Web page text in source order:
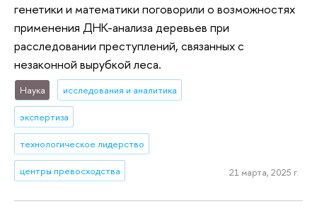
генетики и математики поговорили о возможностях
применения ДНК-анализа деревьев при
расследовании преступлений, связанных с
незаконной вырубкой леса.
Наука исследования и аналитика
экспертиза
технологическое лидерство
центры превосходства 21 марта, 2025 г.